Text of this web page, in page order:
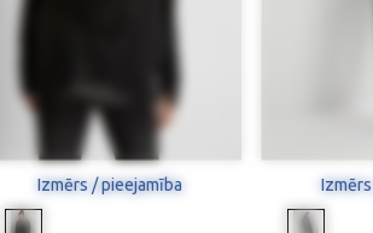
Izmērs / pieejamība